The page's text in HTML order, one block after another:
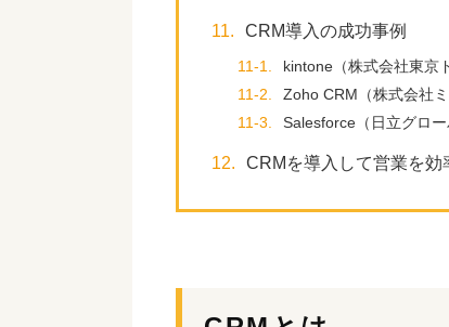
11. CRM導入の成功事例
11-1.
kintone（株式会社東京
11-2.
Zoho CRM（株式会社ミ
11-3.
Salesforce（日立グロ
12. CRMを導入して営業を効